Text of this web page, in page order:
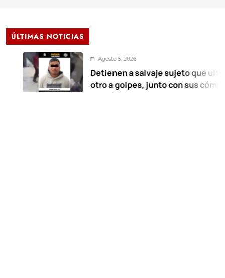
ÚLTIMAS NOTICIAS
Agosto 5, 2026
Detienen a salvaje sujeto que ultimó a
otro a golpes, junto con sus cómplices